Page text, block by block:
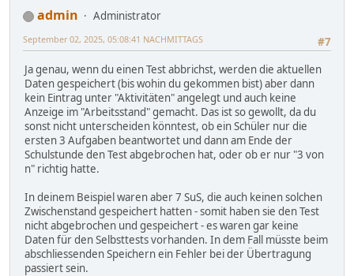
admin
Administrator
#7
September 02, 2025, 05:08:41 NACHMITTAGS
Ja genau, wenn du einen Test abbrichst, werden die aktuellen
Daten gespeichert (bis wohin du gekommen bist) aber dann
kein Eintrag unter "Aktivitäten" angelegt und auch keine
Anzeige im "Arbeitsstand" gemacht. Das ist so gewollt, da du
sonst nicht unterscheiden könntest, ob ein Schüler nur die
ersten 3 Aufgaben beantwortet und dann am Ende der
Schulstunde den Test abgebrochen hat, oder ob er nur "3 von
n" richtig hatte.
In deinem Beispiel waren aber 7 SuS, die auch keinen solchen
Zwischenstand gespeichert hatten - somit haben sie den Test
nicht abgebrochen und gespeichert - es waren gar keine
Daten für den Selbsttests vorhanden. In dem Fall müsste beim
abschliessenden Speichern ein Fehler bei der Übertragung
passiert sein.